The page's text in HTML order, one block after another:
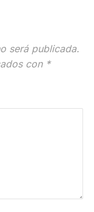
será publicada.
con *